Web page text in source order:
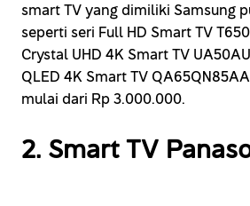
smart TV yang dimiliki Samsung
seperti seri Full HD Smart TV
Crystal UHD 4K Smart TV
QLED 4K Smart TV
mulai dari Rp 3.000.000.
2. Smart TV